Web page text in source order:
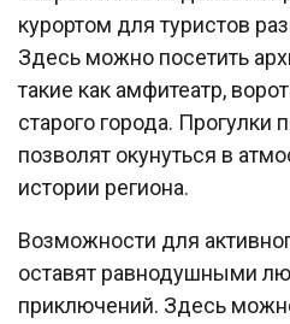
курортом для туристов
Здесь можно посетить
такие как амфитеатр,
старого города. Прогулки
позволят окунуться в
истории региона.
Возможности для
оставят равнодушными
приключений. Здесь